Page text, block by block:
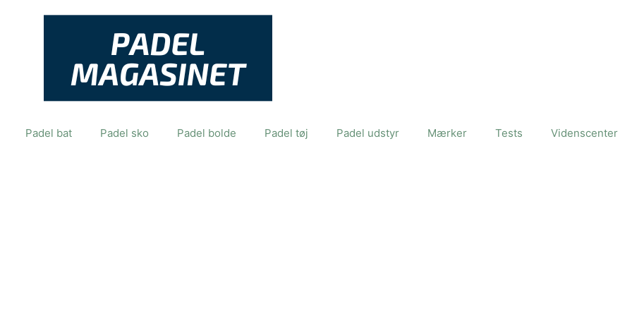
Padel bat Padel sko Padel bolde Padel tøj Padel udstyr Mærker Tests Videnscenter